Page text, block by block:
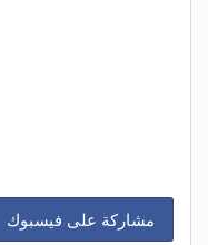
مشاركة على فيسبوك